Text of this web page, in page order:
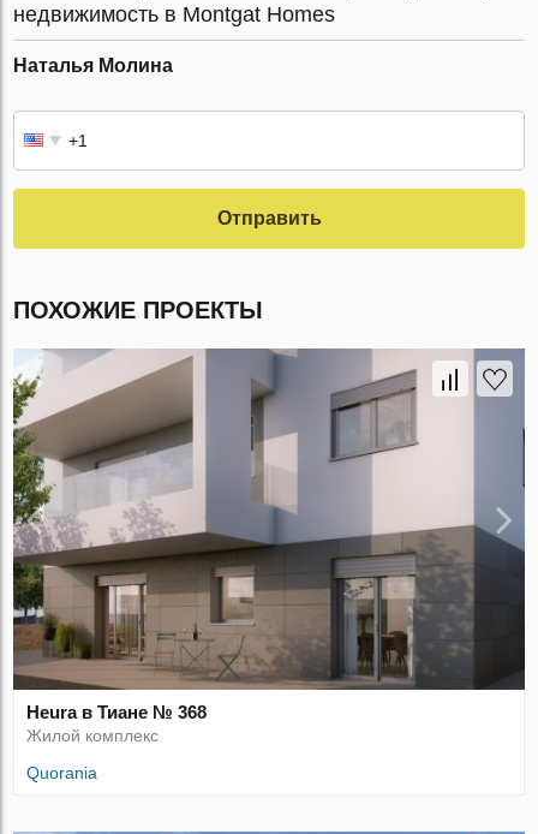
недвижимость в Montgat Homes
Наталья Молина
Отправить
ПОХОЖИЕ ПРОЕКТЫ
Heura в Тиане № 368
Жилой комплекс
Quorania